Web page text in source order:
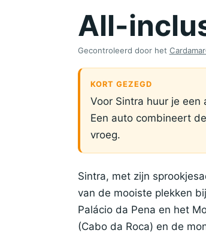
All-
Gecontroleerd door het
KORT GEZEGD
Voor Sintra huur je
Een auto combineert
vroeg.
Sintra, met zijn
van de mooiste plekken
Palácio da Pena en het
(Cabo da Roca) en de